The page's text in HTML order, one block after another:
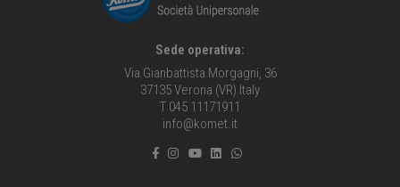
Sede operativa:
Via Gianbattista Morgagni, 36
37135 Verona (VR) Italy
T 045 11171911
info@komet.it